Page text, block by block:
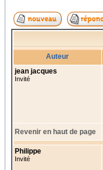
Auteur
jean jacques
Invité
Revenir en haut de page
Philippe
Invité